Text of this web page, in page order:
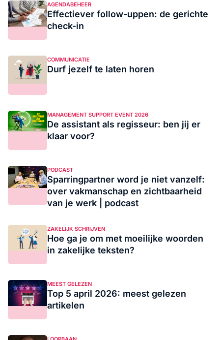
AGENDABEHEER
Effectiever follow-uppen: de gerichte
check-in
COMMUNICATIE
Durf jezelf te laten horen
MANAGEMENT SUPPORT EVENT 2026
De assistant als regisseur: ben jij er
klaar voor?
PODCAST
Sparringpartner word je niet vanzelf:
over vakmanschap en zichtbaarheid
van je werk | podcast
ZAKELIJK SCHRIJVEN
Hoe ga je om met moeilijke woorden
in zakelijke teksten?
MEEST GELEZEN
Top 5 april 2026: meest gelezen
artikelen